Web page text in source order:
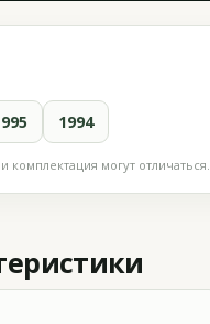
1994
могут отличаться.